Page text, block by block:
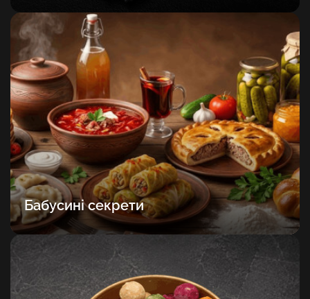
Бабусині секрети